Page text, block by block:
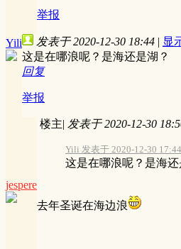
举报
Yili 发表于 2020-12-30 18:44 | 显
这是在哪浪呢？是海还是湖？
回复
举报
jespere
楼主| 发表于 2020-12-30
Yili 发表于 2020-12-30 17:44
这是在哪浪呢？是海还
去年圣诞在海边浪